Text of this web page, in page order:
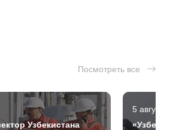
Посмотреть все
Узбекистана
5